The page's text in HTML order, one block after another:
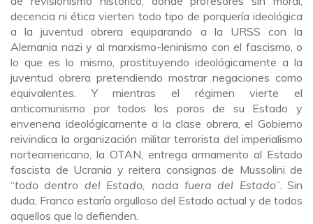
decencia ni ética vierten todo tipo de porquería ideológica
a la juventud obrera equiparando a la URSS con la
Alemania nazi y al marxismo-leninismo con el fascismo, o
lo que es lo mismo, prostituyendo ideológicamente a la
juventud obrera pretendiendo mostrar negaciones como
equivalentes. Y mientras el régimen vierte el
anticomunismo por todos los poros de su Estado y
envenena ideológicamente a la clase obrera, el Gobierno
reivindica la organización militar terrorista del imperialismo
norteamericano, la OTAN, entrega armamento al Estado
fascista de Ucrania y reitera consignas de Mussolini de
“todo dentro del Estado, nada fuera del Estado”. Sin
duda, Franco estaría orgulloso del Estado actual y de todos
aquellos que lo defienden.